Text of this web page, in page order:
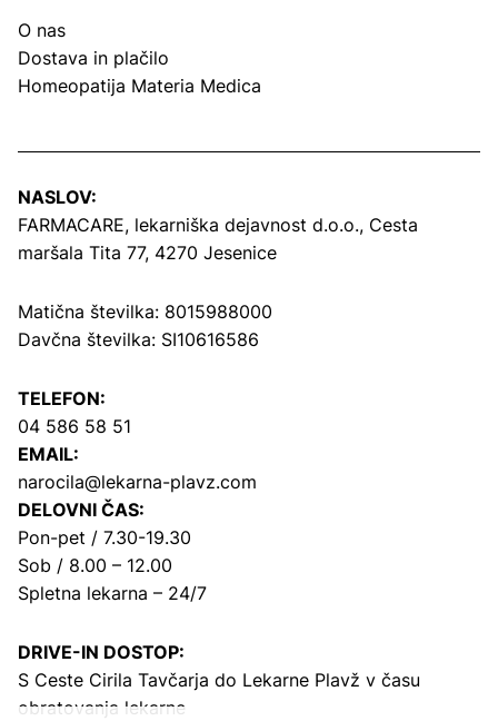
O nas
Dostava in plačilo
Homeopatija Materia Medica
NASLOV:
FARMACARE, lekarniška dejavnost d.o.o., Cesta
maršala Tita 77, 4270 Jesenice
Matična številka: 8015988000
Davčna številka: SI10616586
TELEFON:
04 586 58 51
EMAIL:
narocila@lekarna-plavz.com
DELOVNI ČAS:
Pon-pet / 7.30-19.30
Sob / 8.00 – 12.00
Spletna lekarna – 24/7
DRIVE-IN DOSTOP:
S Ceste Cirila Tavčarja do Lekarne Plavž v času
obratovanja lekarne